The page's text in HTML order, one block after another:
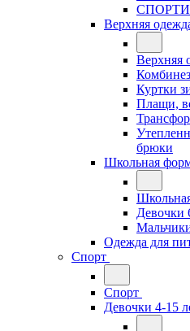
Верхняя
Верхняя
Куртки
Плащи,
брюки
Школьная
Девочки
Одежда для
Спорт
Спорт
Девочки 4-15